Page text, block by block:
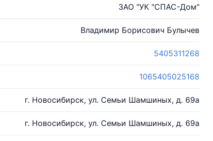
ЗАО "УК "СПАС-Дом"
Владимир Борисович Булычев
5405311268
1065405025168
г. Новосибирск, ул. Семьи Шамшиных, д. 69а
г. Новосибирск, ул. Семьи Шамшиных, д. 69а